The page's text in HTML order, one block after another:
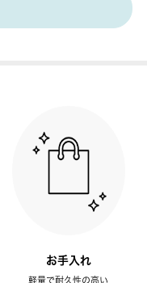
お手入れ
軽量で耐久性の高い